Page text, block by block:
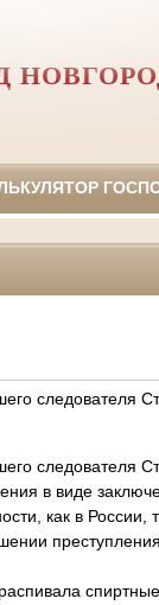
следователя
следователя
в виде
как в России,